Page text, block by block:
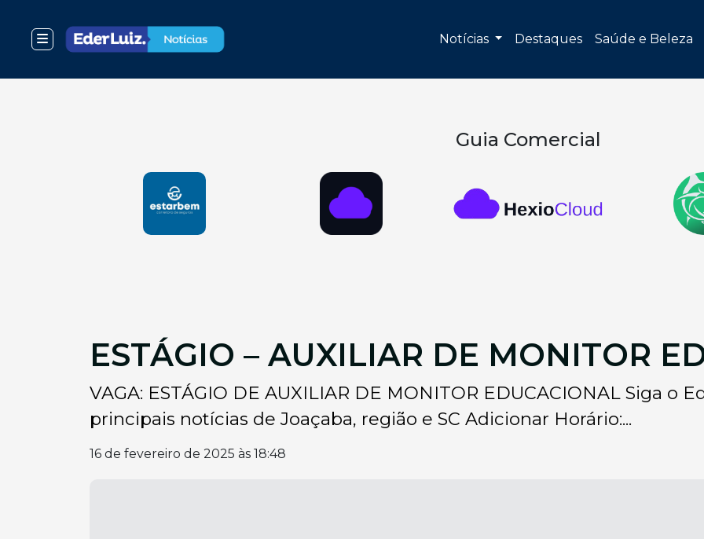
Notícias Destaques Saúde e Beleza
Guia Comercial
ESTÁGIO – AUXILIAR DE MONITOR
VAGA: ESTÁGIO DE AUXILIAR DE MONITOR EDUCACIONAL Siga o
principais notícias de Joaçaba, região e SC Adicionar Horário:...
16 de fevereiro de 2025 às 18:48